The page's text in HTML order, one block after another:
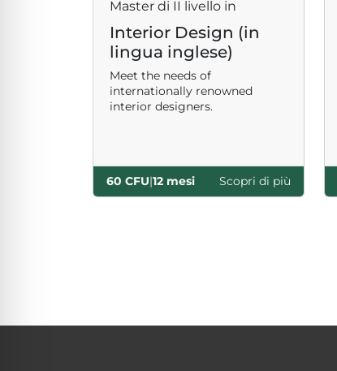
Master di II livello in
Interior Design (in
lingua inglese)
Meet the needs of
internationally renowned
interior designers.
60 CFU|12 mesi Scopri di più